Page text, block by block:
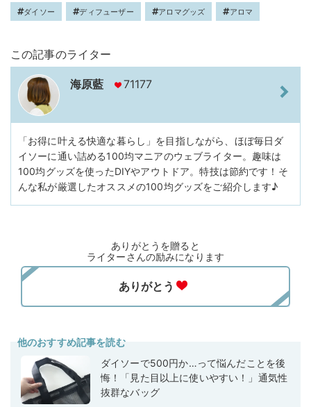
ダイソー ディフューザー アロマグッズ アロマ
この記事のライター
海原藍 71177
「お得に叶える快適な暮らし」を目指しながら、ほぼ毎日ダ
イソーに通い詰める100均マニアのウェブライター。趣味は
100均グッズを使ったDIYやアウトドア。特技は節約です！そ
んな私が厳選したオススメの100均グッズをご紹介します♪
ありがとうを贈ると
ライターさんの励みになります
他のおすすめ記事を読む
ダイソーで500円か…って悩んだことを後
悔！「見た目以上に使いやすい！」通気性
抜群なバッグ